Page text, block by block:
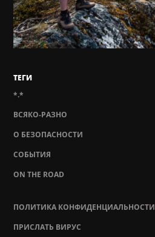
ТЕГИ
*.*
ВСЯКО-РАЗНО
О БЕЗОПАСНОСТИ
СОБЫТИЯ
ON THE ROAD
ПОЛИТИКА КОНФИДЕНЦИАЛЬНОСТИ
ПРИСЛАТЬ ВИРУС